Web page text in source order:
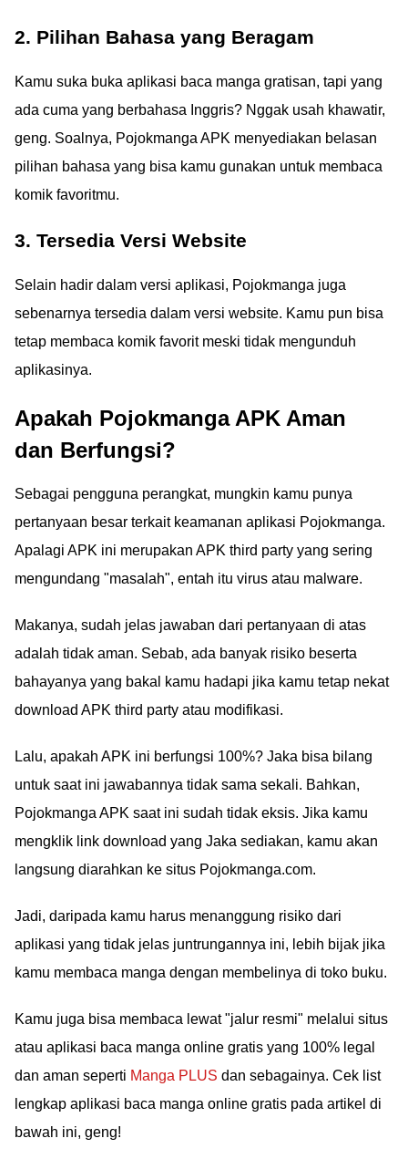
2. Pilihan Bahasa yang Beragam
Kamu suka buka aplikasi baca manga gratisan, tapi yang
ada cuma yang berbahasa Inggris? Nggak usah khawatir,
geng. Soalnya, Pojokmanga APK menyediakan belasan
pilihan bahasa yang bisa kamu gunakan untuk membaca
komik favoritmu.
3. Tersedia Versi Website
Selain hadir dalam versi aplikasi, Pojokmanga juga
sebenarnya tersedia dalam versi website. Kamu pun bisa
tetap membaca komik favorit meski tidak mengunduh
aplikasinya.
Apakah Pojokmanga APK Aman
dan Berfungsi?
Sebagai pengguna perangkat, mungkin kamu punya
pertanyaan besar terkait keamanan aplikasi Pojokmanga.
Apalagi APK ini merupakan APK third party yang sering
mengundang "masalah", entah itu virus atau malware.
Makanya, sudah jelas jawaban dari pertanyaan di atas
adalah tidak aman. Sebab, ada banyak risiko beserta
bahayanya yang bakal kamu hadapi jika kamu tetap nekat
download APK third party atau modifikasi.
Lalu, apakah APK ini berfungsi 100%? Jaka bisa bilang
untuk saat ini jawabannya tidak sama sekali. Bahkan,
Pojokmanga APK saat ini sudah tidak eksis. Jika kamu
mengklik link download yang Jaka sediakan, kamu akan
langsung diarahkan ke situs Pojokmanga.com.
Jadi, daripada kamu harus menanggung risiko dari
aplikasi yang tidak jelas juntrungannya ini, lebih bijak jika
kamu membaca manga dengan membelinya di toko buku.
Kamu juga bisa membaca lewat "jalur resmi" melalui situs
atau aplikasi baca manga online gratis yang 100% legal
dan aman seperti Manga PLUS dan sebagainya. Cek list
lengkap aplikasi baca manga online gratis pada artikel di
bawah ini, geng!